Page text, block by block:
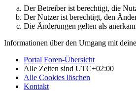
Der Betreiber ist berechtigt, die
Der Nutzer ist berechtigt, den
Die Änderungen gelten als
Informationen über den Umgang mit
Portal Foren-Übersicht
Alle Zeiten sind UTC+02:00
Alle Cookies löschen
Kontakt